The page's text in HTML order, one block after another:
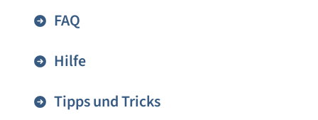
FAQ
Hilfe
Tipps und Tricks